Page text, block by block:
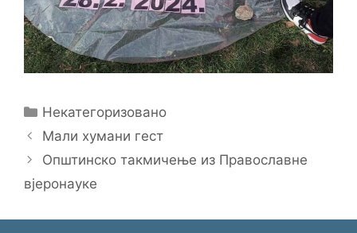
Categories
Некатегоризовано
Мали хумани гест
Општинско такмичење из Православне
вјеронауке